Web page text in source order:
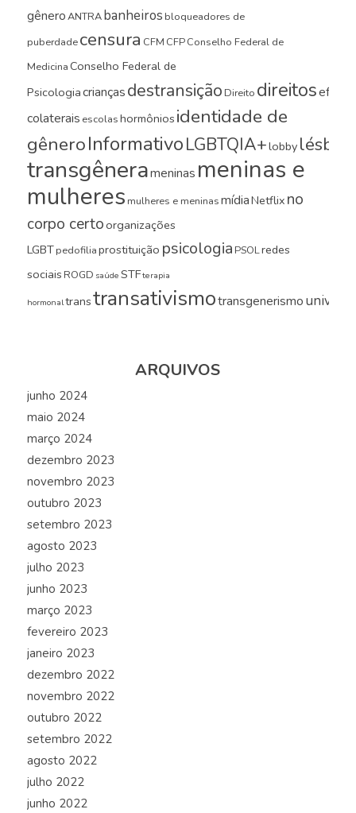
gêneroANTRAbanheiros bloqueadores de
puberdadecensura CFM CFPConselho Federal de
MedicinaConselho Federal de
Psicologiacriançasdestransição Direito direitos
colaterais escolashormônios identidade de
gêneroInformativoLGBTQIA+lobby
transgênerameninas meninas e
mulheres mulheres e meninasmídiaNetflix no
corpo certoorganizações
LGBTpedofiliaprostituição psicologia PSOLredes
sociais ROGD saúde STFterapia
hormonaltranstransativismotransgenerismo
ARQUIVOS
junho 2024
maio 2024
março 2024
dezembro 2023
novembro 2023
outubro 2023
setembro 2023
agosto 2023
julho 2023
junho 2023
março 2023
fevereiro 2023
janeiro 2023
dezembro 2022
novembro 2022
outubro 2022
setembro 2022
agosto 2022
julho 2022
junho 2022